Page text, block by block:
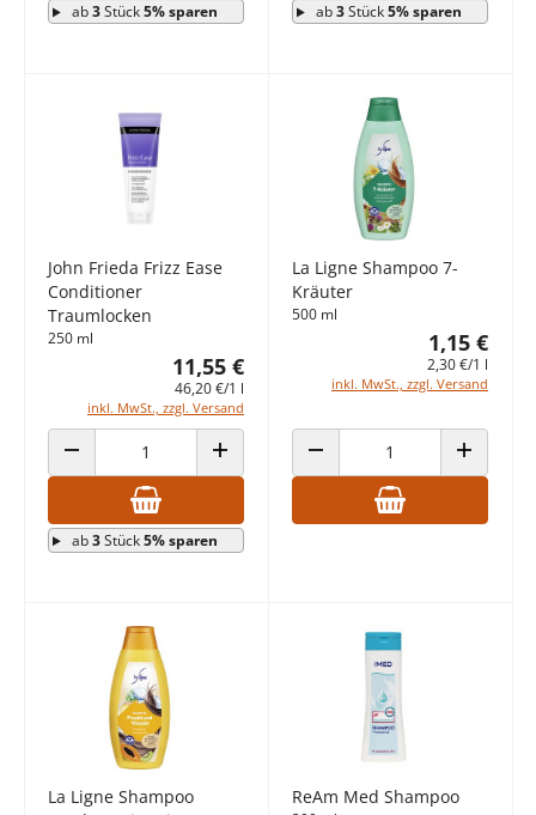
ab3Stück5% sparen ab3Stück5% sparen
John Frieda Frizz Ease
Conditioner
Traumlocken
250 ml
11,55 €
46,20 €/1 l
inkl. MwSt., zzgl. Versand
ANZAHL VERRINGERN ANZAHL ERHÖHEN
ab3Stück5% sparen
La Ligne Shampoo 7-
Kräuter
500 ml
1,15 €
2,30 €/1 l
inkl. MwSt., zzgl. Versand
ANZAHL VERRINGERN ANZAHL
La Ligne Shampoo
ReAm Med Shampoo